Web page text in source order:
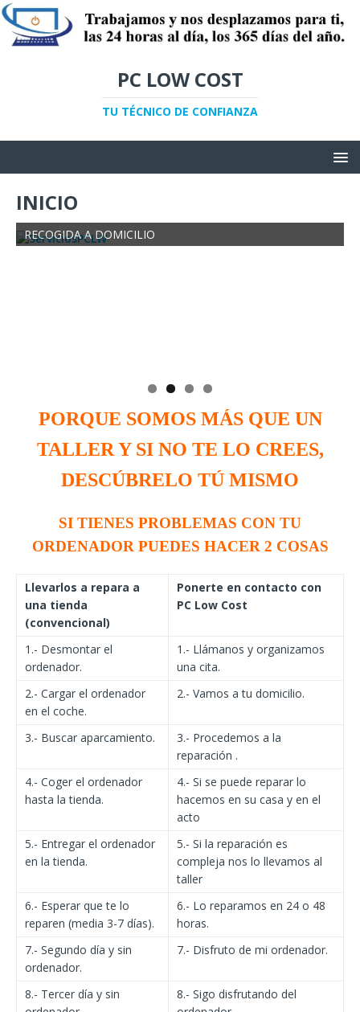
PC LOW COST
TU TÉCNICO DE CONFIANZA
INICIO
RECOGIDA A DOMICILIO
PORQUE SOMOS MÁS QUE UN
TALLER Y SI NO TE LO CREES,
DESCÚBRELO TÚ MISMO
SI TIENES PROBLEMAS CON TU
ORDENADOR PUEDES HACER 2 COSAS
Llevarlos a repara a
una tienda
(convencional)
Ponerte en contacto con
PC Low Cost
1.- Desmontar el
ordenador.
1.- Llámanos y organizamos
una cita.
2.- Cargar el ordenador
en el coche.
2.- Vamos a tu domicilio.
3.- Buscar aparcamiento.
3.- Procedemos a la
reparación .
4.- Coger el ordenador
hasta la tienda.
4.- Si se puede reparar lo
hacemos en su casa y en el
acto
5.- Entregar el ordenador
en la tienda.
5.- Si la reparación es
compleja nos lo llevamos al
taller
6.- Esperar que te lo
reparen (media 3-7 días).
6.- Lo reparamos en 24 o 48
horas.
7.- Segundo día y sin
ordenador.
7.- Disfruto de mi ordenador.
8.- Tercer día y sin
8.- Sigo disfrutando del